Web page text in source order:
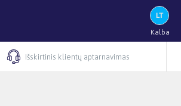
Kalba
Išskirtinis klientų aptarnavimas